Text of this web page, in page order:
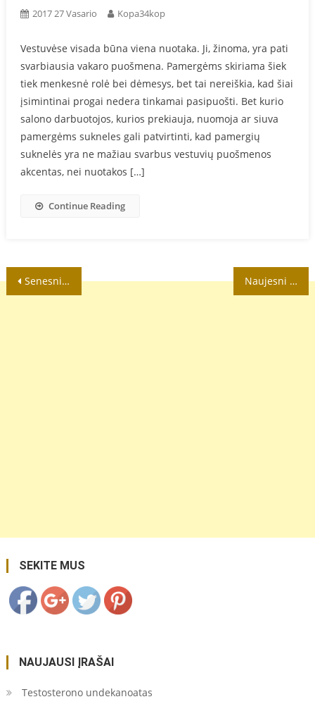
2017 27 Vasario Kopa34kop
Vestuvėse visada būna viena nuotaka. Ji, žinoma, yra pati
svarbiausia vakaro puošmena. Pamergėms skiriama šiek
tiek menkesnė rolė bei dėmesys, bet tai nereiškia, kad šiai
įsimintinai progai nedera tinkamai pasipuošti. Bet kurio
salono darbuotojos, kurios prekiauja, nuomoja ar siuva
pamergėms sukneles gali patvirtinti, kad pamergių
suknelės yra ne mažiau svarbus vestuvių puošmenos
akcentas, nei nuotakos […]
Continue Reading
Navigacija
Senesni įrašai Naujesni įrašai
SEKITE MUS
https://coupon.lt/paslaugos/page/2/">
NAUJAUSI ĮRAŠAI
Testosterono undekanoatas